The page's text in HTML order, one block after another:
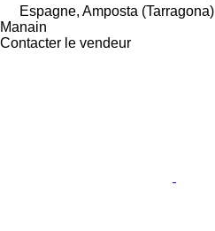
Espagne, Amposta (Tarragona)
Manain
Contacter le vendeur